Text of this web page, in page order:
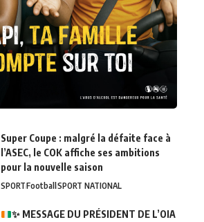
Super Coupe : malgré la défaite face à
l’ASEC, le COK affiche ses ambitions
pour la nouvelle saison
SPORTFootballSPORT NATIONAL
✨MESSAGE DU PRÉSIDENT DE L’OIA